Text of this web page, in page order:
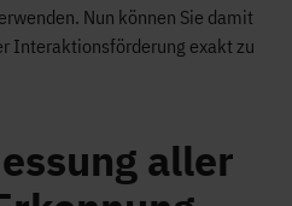
Nun können Sie damit
Interaktionsförderung exakt zu
aller